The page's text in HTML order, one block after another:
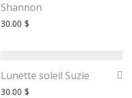
Shannon
30.00 $
Lunette soleil Suzie
30.00 $